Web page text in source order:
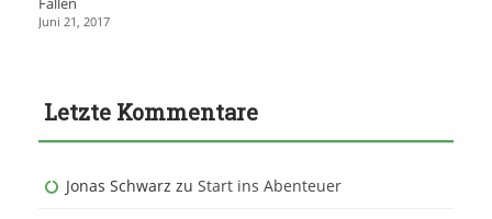
Juni 21, 2017
Letzte Kommentare
Jonas Schwarz zu Start ins Abenteuer